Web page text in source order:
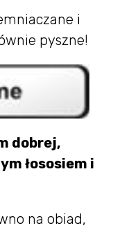
i
pyszne!
dobrej,
łososiem i
na obiad,